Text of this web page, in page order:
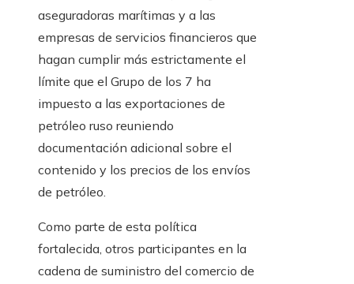
aseguradoras marítimas y a las
empresas de servicios financieros que
hagan cumplir más estrictamente el
límite que el Grupo de los 7 ha
impuesto a las exportaciones de
petróleo ruso reuniendo
documentación adicional sobre el
contenido y los precios de los envíos
de petróleo.
Como parte de esta política
fortalecida, otros participantes en la
cadena de suministro del comercio de